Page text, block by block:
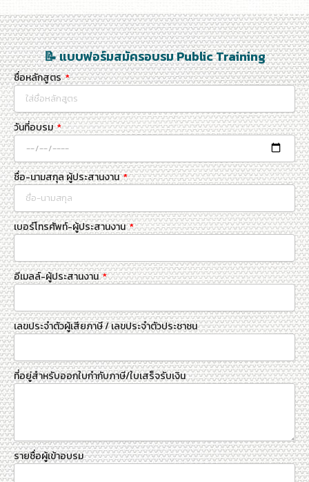
📝 แบบฟอร์มสมัครอบรม Public Training
ชื่อหลักสูตร
วันที่อบรม
ชื่อ-นามสกุล ผู้ประสานงาน
เบอร์โทรศัพท์-ผู้ประสานงาน
อีเมลล์-ผู้ประสานงาน
เลขประจำตัวผู้เสียภาษี / เลขประจำตัวประชาชน
ที่อยู่สำหรับออกใบกำกับภาษี/ใบเสร็จรับเงิน
รายชื่อผู้เข้าอบรม